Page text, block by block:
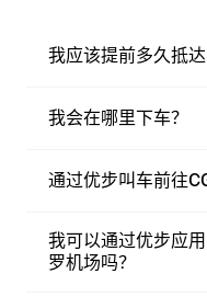
我应该提前多久抵达
我会在哪里下车？
通过优步叫车前往
我可以通过优步应
罗机场吗？